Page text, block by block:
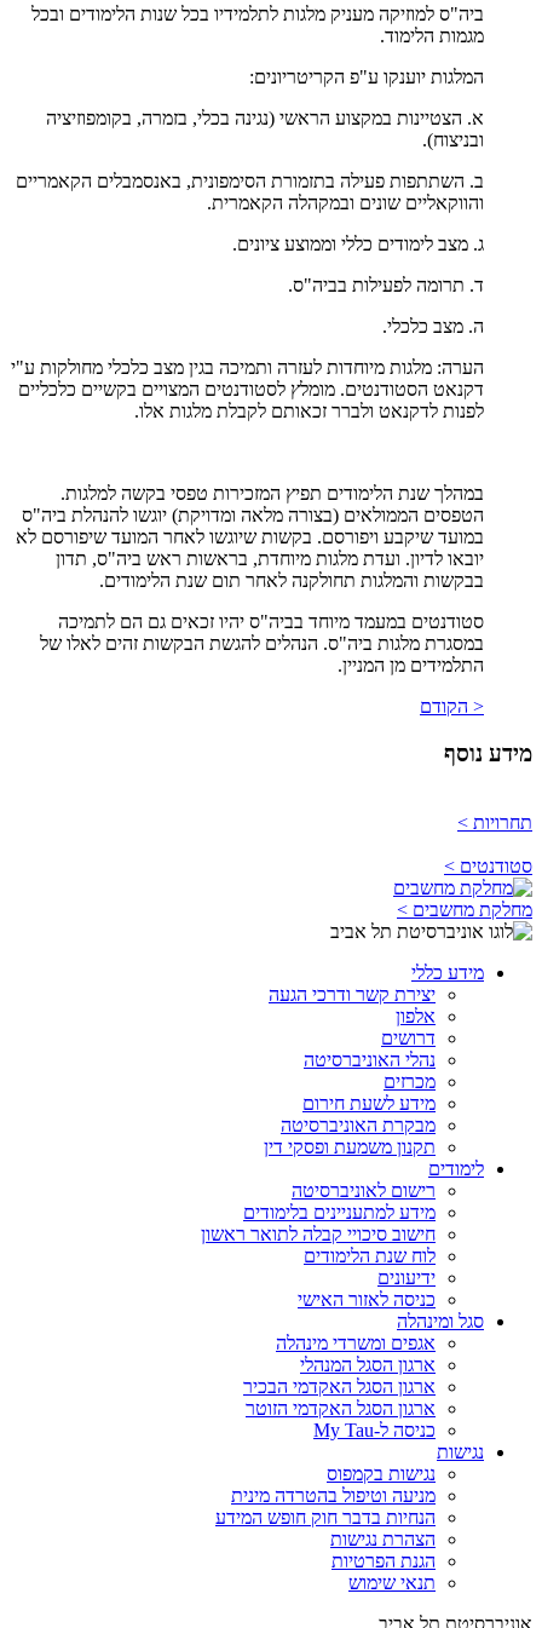
ביה"ס למוזיקה מעניק מלגות לתלמידיו בכל שנות הלימודים ובכל
מגמות הלימוד.
המלגות יוענקו ע"פ הקריטריונים:
א. הצטיינות במקצוע הראשי (נגינה בכלי, בזמרה, בקומפוזיציה
ובניצוח).
ב. השתתפות פעילה בתזמורת הסימפונית, באנסמבלים הקאמריים
והווקאליים שונים ובמקהלה הקאמרית.
ג. מצב לימודים כללי וממוצע ציונים.
ד. תרומה לפעילות בביה"ס.
ה. מצב כלכלי.
הערה: מלגות מיוחדות לעזרה ותמיכה בגין מצב כלכלי מחולקות ע"י
דקנאט הסטודנטים. מומלץ לסטודנטים המצויים בקשיים כלכליים
לפנות לדקנאט ולברר זכאותם לקבלת מלגות אלו.
במהלך שנת הלימודים תפיץ המזכירות טפסי בקשה למלגות.
הטפסים הממולאים (בצורה מלאה ומדויקת) יוגשו להנהלת ביה"ס
במועד שיקבע ויפורסם. בקשות שיוגשו לאחר המועד שיפורסם לא
יובאו לדיון. ועדת מלגות מיוחדת, בראשות ראש ביה"ס, תדון
בבקשות והמלגות תחולקנה לאחר תום שנת הלימודים.
סטודנטים במעמד מיוחד בביה"ס יהיו זכאים גם הם לתמיכה
במסגרת מלגות ביה"ס. הנהלים להגשת הבקשות זהים לאלו של
התלמידים מן המניין.
< הקודם
מידע נוסף
תחרויות >
סטודנטים >
מחלקת מחשבים >
מידע כללי
יצירת קשר ודרכי הגעה
אלפון
דרושים
נהלי האוניברסיטה
מכרזים
מידע לשעת חירום
מבקרת האוניברסיטה
תקנון משמעת ופסקי דין
לימודים
רישום לאוניברסיטה
מידע למתעניינים בלימודים
חישוב סיכויי קבלה לתואר ראשון
לוח שנת הלימודים
ידיעונים
כניסה לאזור האישי
סגל ומינהלה
אגפים ומשרדי מינהלה
ארגון הסגל המנהלי
ארגון הסגל האקדמי הבכיר
ארגון הסגל האקדמי הזוטר
כניסה ל-My Tau
נגישות
נגישות בקמפוס
מניעה וטיפול בהטרדה מינית
הנחיות בדבר חוק חופש המידע
הצהרת נגישות
הגנת הפרטיות
תנאי שימוש
אוניברסיטת תל אביב